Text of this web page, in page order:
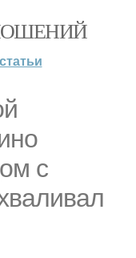
статьи
с